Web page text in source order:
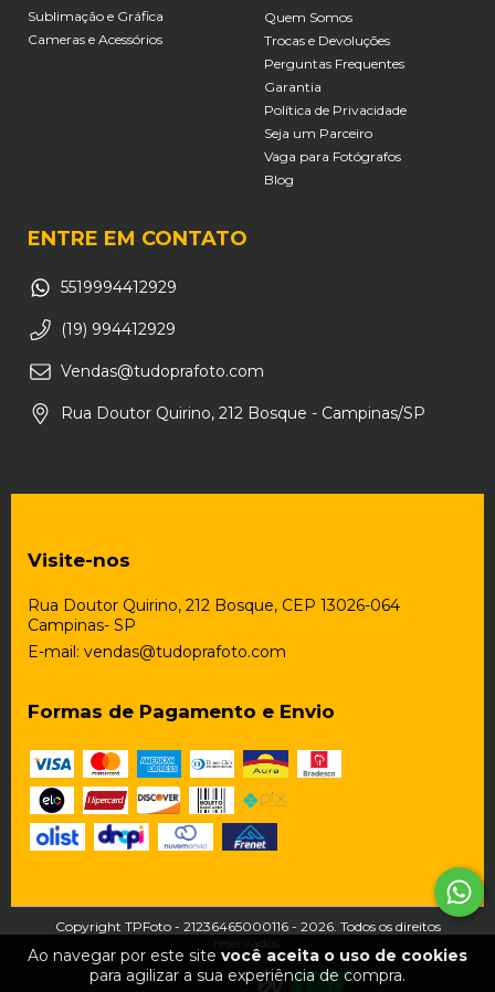
Ao navegar por este site você aceita o uso de cookies
para agilizar a sua experiência de compra.
Sublimação e Gráfica
Cameras e Acessórios
Quem Somos
Trocas e Devoluções
Perguntas Frequentes
Garantia
Política de Privacidade
Seja um Parceiro
Vaga para Fotógrafos
Blog
ENTRE EM CONTATO
5519994412929
(19) 994412929
Vendas@tudoprafoto.com
Rua Doutor Quirino, 212 Bosque - Campinas/SP
Visite-nos
Rua Doutor Quirino, 212 Bosque, CEP 13026-064
Campinas- SP
E-mail: vendas@tudoprafoto.com
Formas de Pagamento e Envio
Copyright TPFoto - 21236465000116 - 2026. Todos os direitos